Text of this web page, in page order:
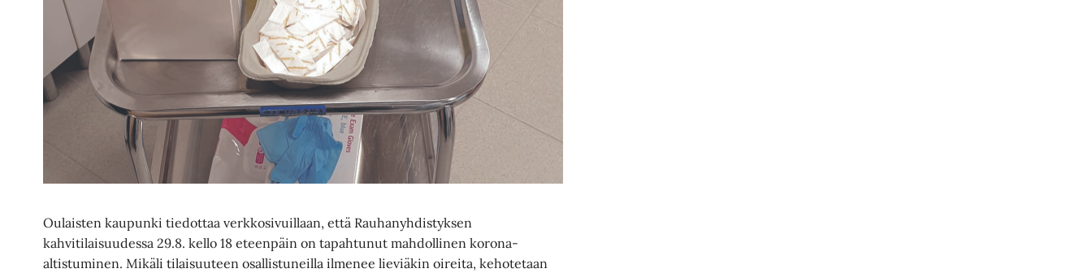
Oulaisten kaupunki tiedottaa verkkosivuillaan, että Rauhanyhdistyksen
kahvitilaisuudessa 29.8. kello 18 eteenpäin on tapahtunut mahdollinen korona-
altistuminen. Mikäli tilaisuuteen osallistuneilla ilmenee lieviäkin oireita, kehotetaan